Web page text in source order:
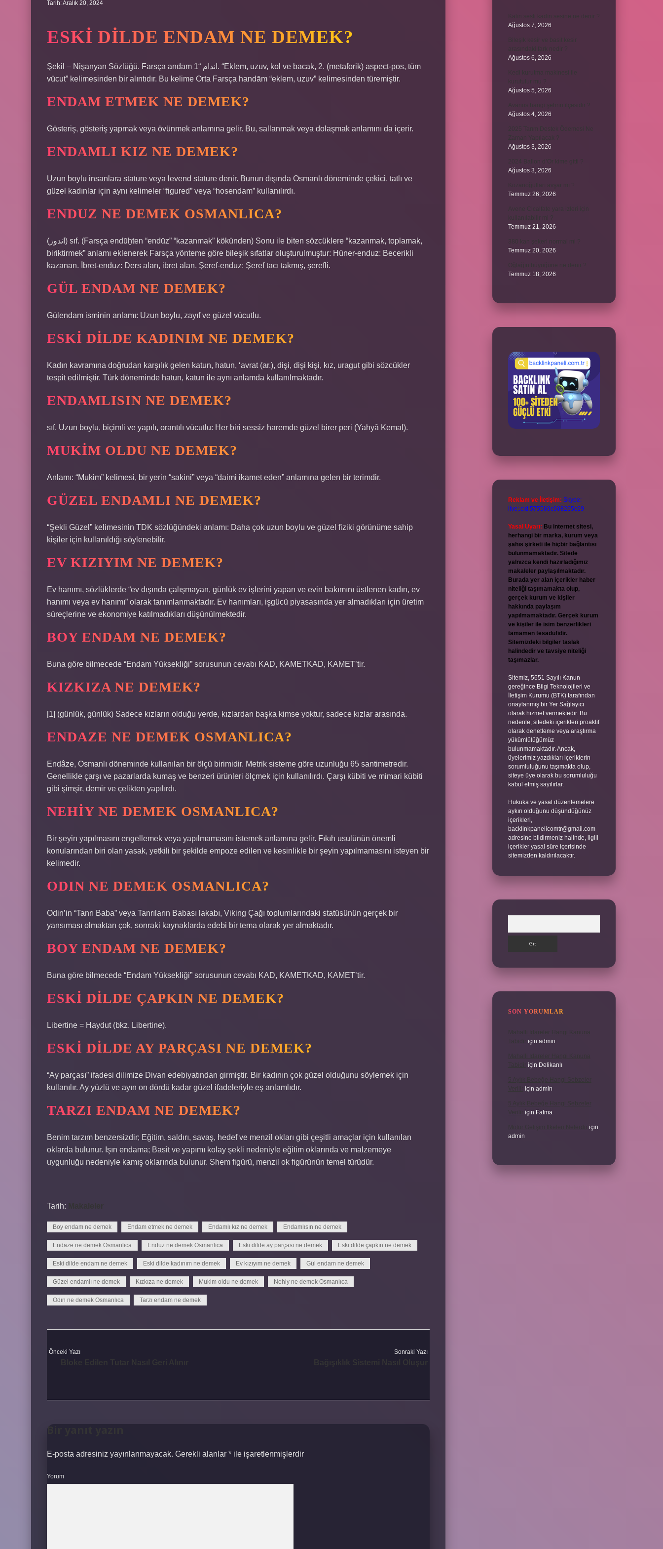
Tarih: Aralık 20, 2024
ESKI DILDE ENDAM NE DEMEK?
Şekil – Nişanyan Sözlüğü. Farsça andām اندام “1. “Eklem, uzuv, kol ve bacak, 2. (metaforik) aspect-pos, tüm
vücut” kelimesinden bir alıntıdır. Bu kelime Orta Farsça handām “eklem, uzuv” kelimesinden türemiştir.
ENDAM ETMEK NE DEMEK?
Gösteriş, gösteriş yapmak veya övünmek anlamına gelir. Bu, sallanmak veya dolaşmak anlamını da içerir.
ENDAMLI KIZ NE DEMEK?
Uzun boylu insanlara stature veya levend stature denir. Bunun dışında Osmanlı döneminde çekici, tatlı ve
güzel kadınlar için aynı kelimeler “figured” veya “hosendam” kullanılırdı.
ENDUZ NE DEMEK OSMANLICA?
(ﺍﻧﺪﻭﺯ) sıf. (Farsça endūḫten “endūz” “kazanmak” kökünden) Sonu ile biten sözcüklere “kazanmak, toplamak,
biriktirmek” anlamı eklenerek Farsça yönteme göre bileşik sıfatlar oluşturulmuştur: Hüner-enduz: Becerikli
kazanan. İbret-enduz: Ders alan, ibret alan. Şeref-enduz: Şeref tacı takmış, şerefli.
GÜL ENDAM NE DEMEK?
Gülendam isminin anlamı: Uzun boylu, zayıf ve güzel vücutlu.
ESKI DILDE KADINIM NE DEMEK?
Kadın kavramına doğrudan karşılık gelen katun, hatun, ‘avrat (ar.), dişi, dişi kişi, kız, uragut gibi sözcükler
tespit edilmiştir. Türk döneminde hatun, katun ile aynı anlamda kullanılmaktadır.
ENDAMLISIN NE DEMEK?
sıf. Uzun boylu, biçimli ve yapılı, orantılı vücutlu: Her biri sessiz haremde güzel birer peri (Yahyâ Kemal).
MUKIM OLDU NE DEMEK?
Anlamı: “Mukim” kelimesi, bir yerin “sakini” veya “daimi ikamet eden” anlamına gelen bir terimdir.
GÜZEL ENDAMLI NE DEMEK?
“Şekli Güzel” kelimesinin TDK sözlüğündeki anlamı: Daha çok uzun boylu ve güzel fiziki görünüme sahip
kişiler için kullanıldığı söylenebilir.
EV KIZIYIM NE DEMEK?
Ev hanımı, sözlüklerde “ev dışında çalışmayan, günlük ev işlerini yapan ve evin bakımını üstlenen kadın, ev
hanımı veya ev hanımı” olarak tanımlanmaktadır. Ev hanımları, işgücü piyasasında yer almadıkları için üretim
süreçlerine ve ekonomiye katılmadıkları düşünülmektedir.
BOY ENDAM NE DEMEK?
Buna göre bilmecede “Endam Yüksekliği” sorusunun cevabı KAD, KAMETKAD, KAMET’tir.
KIZKIZA NE DEMEK?
[1] (günlük, günlük) Sadece kızların olduğu yerde, kızlardan başka kimse yoktur, sadece kızlar arasında.
ENDAZE NE DEMEK OSMANLICA?
Endâze, Osmanlı döneminde kullanılan bir ölçü birimidir. Metrik sisteme göre uzunluğu 65 santimetredir.
Genellikle çarşı ve pazarlarda kumaş ve benzeri ürünleri ölçmek için kullanılırdı. Çarşı kübiti ve mimari kübiti
gibi şimşir, demir ve çelikten yapılırdı.
NEHIY NE DEMEK OSMANLICA?
Bir şeyin yapılmasını engellemek veya yapılmamasını istemek anlamına gelir. Fıkıh usulünün önemli
konularından biri olan yasak, yetkili bir şekilde empoze edilen ve kesinlikle bir şeyin yapılmamasını isteyen bir
kelimedir.
ODIN NE DEMEK OSMANLICA?
Odin’in “Tanrı Baba” veya Tanrıların Babası lakabı, Viking Çağı toplumlarındaki statüsünün gerçek bir
yansıması olmaktan çok, sonraki kaynaklarda edebi bir tema olarak yer almaktadır.
BOY ENDAM NE DEMEK?
Buna göre bilmecede “Endam Yüksekliği” sorusunun cevabı KAD, KAMETKAD, KAMET’tir.
ESKI DILDE ÇAPKIN NE DEMEK?
Libertine = Haydut (bkz. Libertine).
ESKI DILDE AY PARÇASI NE DEMEK?
“Ay parçası” ifadesi dilimize Divan edebiyatından girmiştir. Bir kadının çok güzel olduğunu söylemek için
kullanılır. Ay yüzlü ve ayın on dördü kadar güzel ifadeleriyle eş anlamlıdır.
TARZI ENDAM NE DEMEK?
Benim tarzım benzersizdir; Eğitim, saldırı, savaş, hedef ve menzil okları gibi çeşitli amaçlar için kullanılan
oklarda bulunur. Işın endama; Basit ve yapımı kolay şekli nedeniyle eğitim oklarında ve malzemeye
uygunluğu nedeniyle kamış oklarında bulunur. Shem figürü, menzil ok figürünün temel türüdür.
Tarih: Makaleler
Boy endam ne demek Endam etmek ne demek Endamlı kız ne demek Endamlısın ne demek
Endaze ne demek Osmanlıca Enduz ne demek Osmanlıca Eski dilde ay parçası ne demek Eski dilde çapkın ne demek
Eski dilde endam ne demek Eski dilde kadınım ne demek Ev kızıyım ne demek Gül endam ne demek
Güzel endamlı ne demek Kızkıza ne demek Mukim oldu ne demek Nehiy ne demek Osmanlıca
Odın ne demek Osmanlıca Tarzı endam ne demek
Önceki Yazı Sonraki Yazı
E-posta adresiniz yayınlanmayacak. Gerekli alanlar * ile işaretlenmişlerdir
Yorum
Kalın sesli kadın sesine ne denir ?
Ağustos 7, 2026
Bileşik kesir ve basit kesir
arasındaki fark nedir ?
Ağustos 6, 2026
Kedi kurutma makinesi ile
Ağustos 5, 2026
Ağustos 4, 2026
2025 Tarım Destek Ödemesi Ne
Zaman Yapılacak ?
Ağustos 3, 2026
Ağustos 3, 2026
Temmuz 26, 2026
Temmuz 21, 2026
Temmuz 20, 2026
Temmuz 18, 2026
Reklam ve İletişim: Skype:
live:.cid.575569c608265c69
Yasal Uyarı: Bu internet sitesi,
herhangi bir marka, kurum veya
şahıs şirketi ile hiçbir bağlantısı
bulunmamaktadır. Sitede
yalnızca kendi hazırladığımız
makaleler paylaşılmaktadır.
Burada yer alan içerikler haber
niteliği taşımamakta olup,
gerçek kurum ve kişiler
hakkında paylaşım
yapılmamaktadır. Gerçek kurum
ve kişiler ile isim benzerlikleri
tamamen tesadüfidir.
Sitemizdeki bilgiler taslak
halindedir ve tavsiye niteliği
taşımazlar.
Sitemiz, 5651 Sayılı Kanun
gereğince Bilgi Teknolojileri ve
İletişim Kurumu (BTK) tarafından
onaylanmış bir Yer Sağlayıcı
olarak hizmet vermektedir. Bu
nedenle, sitedeki içerikleri proaktif
olarak denetleme veya araştırma
yükümlülüğümüz
bulunmamaktadır. Ancak,
üyelerimiz yazdıkları içeriklerin
sorumluluğunu taşımakta olup,
siteye üye olarak bu sorumluluğu
kabul etmiş sayılırlar.
Hukuka ve yasal düzenlemelere
aykırı olduğunu düşündüğünüz
içerikleri,
backlinkpanelicomtr@gmail.com
adresine bildirmeniz halinde, ilgili
içerikler yasal süre içerisinde
sitemizden kaldırılacaktır.
SON YORUMLAR
için admin
için Delikanlı
için admin
için Fatma
için
admin